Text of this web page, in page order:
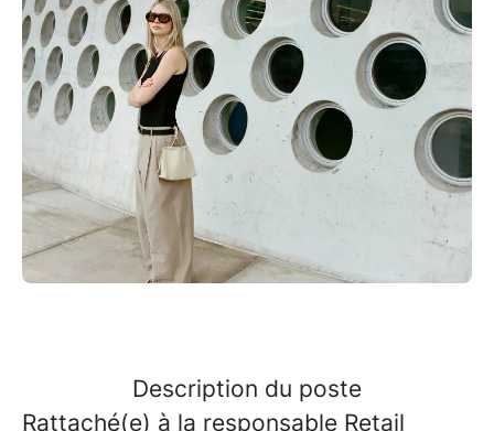
Description du poste
Rattaché(e) à la responsable Retail